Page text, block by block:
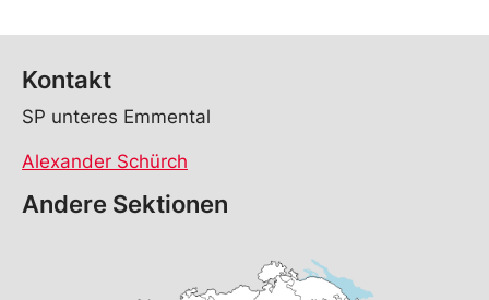
Kontakt
SP unteres Emmental
Alexander Schürch
Andere Sektionen